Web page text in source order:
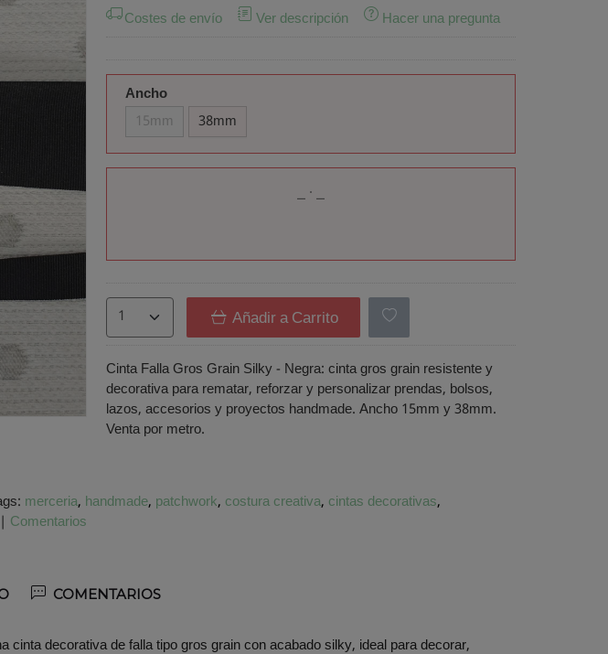
Costes de envío
Ver descripción Hacer una pregunta
Ancho
15mm
38mm
Añadir a Carrito
Cinta Falla Gros Grain Silky - Negra: cinta gros grain resistente y
decorativa para rematar, reforzar y personalizar prendas, bolsos,
lazos, accesorios y proyectos handmade. Ancho 15mm y 38mm.
Venta por metro.
merceria handmade patchwork costura creativa cintas decorativas
| Comentarios
COMENTARIOS
cinta decorativa de falla tipo gros grain con acabado silky, ideal para decorar,